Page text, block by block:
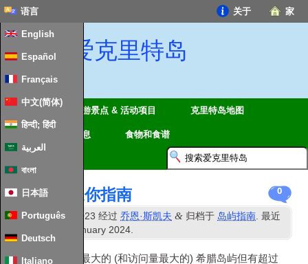
家
关于
语言
English
Español
Français
中文(简体)
हिन्दी; हिंदी
العربية
বাংলা
日本語
Português
Deutsch
Italiano
爱克里特岛
旅游景点 & 活动项目 克里特岛地图
信息 食物和食谱
0
科斯岛 – 迷你指南
发表13日十月 2023 经过乔恩·斯凯夫 & 归档于 岛屿指南. 最近
January 2024.
克里特岛可能是最大的 (和访问量最大的) 希腊岛屿但有超过